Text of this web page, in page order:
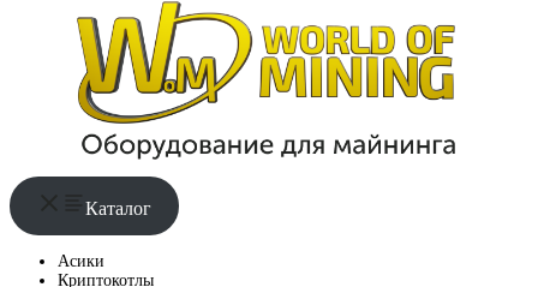
Каталог
Асики
Криптокотлы